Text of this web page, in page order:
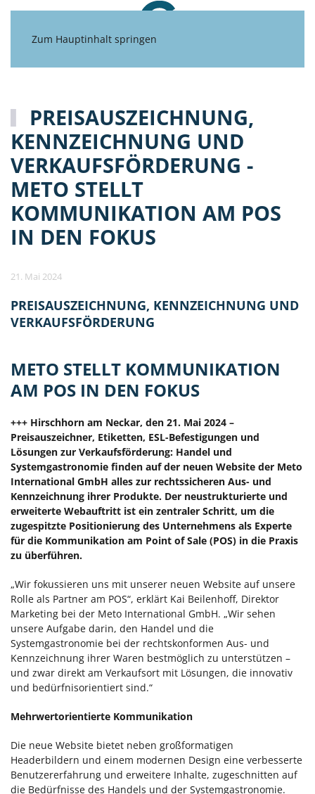
Zum Hauptinhalt springen
PREISAUSZEICHNUNG,
KENNZEICHNUNG UND
VERKAUFSFÖRDERUNG -
METO STELLT
KOMMUNIKATION AM POS
IN DEN FOKUS
21. Mai 2024
PREISAUSZEICHNUNG, KENNZEICHNUNG UND
VERKAUFSFÖRDERUNG
METO STELLT KOMMUNIKATION
AM POS IN DEN FOKUS
+++ Hirschhorn am Neckar, den 21. Mai 2024 –
Preisauszeichner, Etiketten, ESL-Befestigungen und
Lösungen zur Verkaufsförderung: Handel und
Systemgastronomie finden auf der neuen Website der Meto
International GmbH alles zur rechtssicheren Aus- und
Kennzeichnung ihrer Produkte. Der neustrukturierte und
erweiterte Webauftritt ist ein zentraler Schritt, um die
zugespitzte Positionierung des Unternehmens als Experte
für die Kommunikation am Point of Sale (POS) in die Praxis
zu überführen.
„Wir fokussieren uns mit unserer neuen Website auf unsere
Rolle als Partner am POS“, erklärt Kai Beilenhoff, Direktor
Marketing bei der Meto International GmbH. „Wir sehen
unsere Aufgabe darin, den Handel und die
Systemgastronomie bei der rechtskonformen Aus- und
Kennzeichnung ihrer Waren bestmöglich zu unterstützen –
und zwar direkt am Verkaufsort mit Lösungen, die innovativ
und bedürfnisorientiert sind.“
Mehrwertorientierte Kommunikation
Die neue Website bietet neben großformatigen
Headerbildern und einem modernen Design eine verbesserte
Benutzererfahrung und erweitere Inhalte, zugeschnitten auf
die Bedürfnisse des Handels und der Systemgastronomie.